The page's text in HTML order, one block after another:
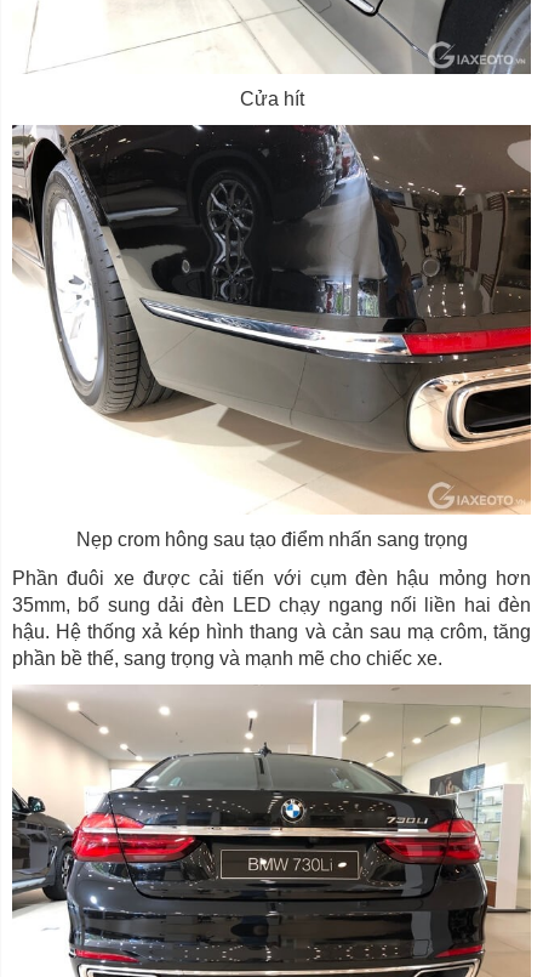
Cửa hít
Nẹp crom hông sau tạo điểm nhấn sang trọng
Phần đuôi xe được cải tiến với cụm đèn hậu mỏng hơn
35mm, bổ sung dải đèn LED chạy ngang nối liền hai đèn
hậu. Hệ thống xả kép hình thang và cản sau mạ crôm, tăng
phần bề thế, sang trọng và mạnh mẽ cho chiếc xe.